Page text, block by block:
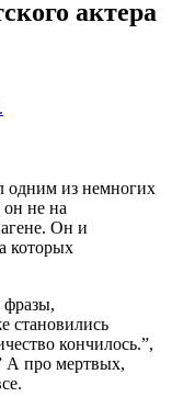
актера
из немногих
не на
Он и
которых
становились
кончилось.”,
А про мертвых,